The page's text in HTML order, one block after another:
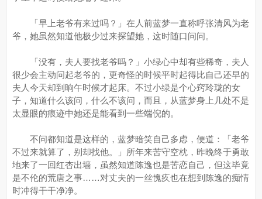
「早上老爷有来过吗？」在人前蓝梦一直称呼张清风为老
爷，她虽然知道他极少过来探望她，这时随口问问。
「没有，夫人要找老爷吗？」小绿心中却有些稀奇，夫人
很少会主动问起老爷的，更奇怪的时候平时起得比自己还早的
夫人今天却到晌午时候才起床。不过小绿是个心窍玲珑的女
子，知道什么该问，什么不该问，而且，从蓝梦身上几处不是
太显眼的痕迹中她还是能看到一些端倪的。
不问都知道是这样的，蓝梦暗笑自己多虑，便道：「老爷
不过来就算了，别却找他。」所年来苦守空枕，昨晚终于勇敢
地来了一回红杏出墙，虽然知道陈逸也是苦恋自己，但这毕竟
是不伦的荒唐之事……对丈夫的一丝愧疚也在想到陈逸的痴情
时冲得干干净净。